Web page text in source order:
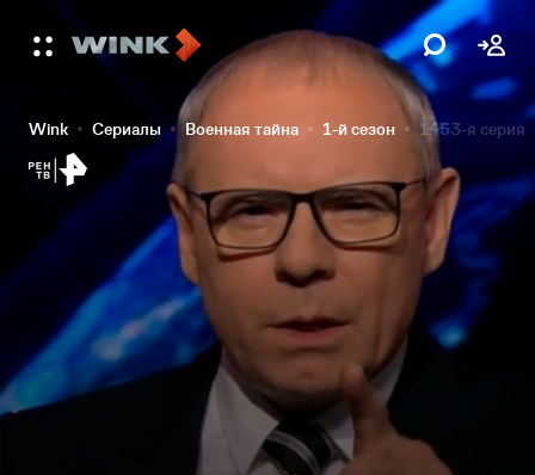
Wink Сериалы Военная тайна 1-й сезон 1453-я серия